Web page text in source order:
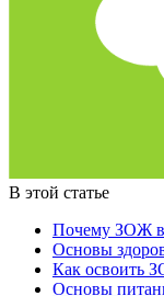
В этой статье
Почему ЗОЖ
Основы
Как освоить
Основы